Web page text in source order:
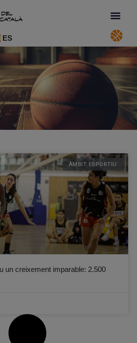
ES
ÀMBIT ESPORTIU
un creixement imparable: 2.500